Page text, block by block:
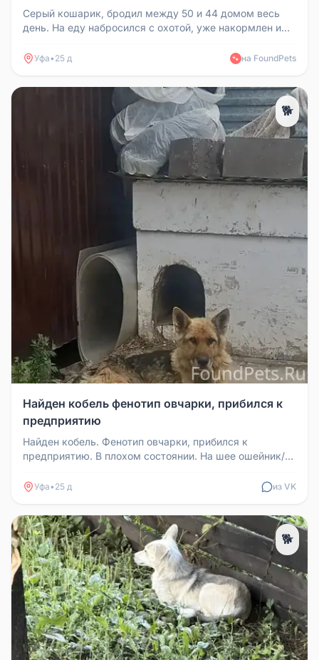
Серый кошарик, бродил между 50 и 44 домом весь
день. На еду набросился с охотой, уже накормлен и
Уфа• 25 д 🐾 на FoundPets
🐕
Найден кобель фенотип овчарки, прибился к
предприятию
Найден кобель. Фенотип овчарки, прибился к
предприятию. В плохом состоянии. На шее ошейник/
Уфа• 25 д из VK
🐕